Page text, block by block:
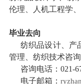
伦理、人机工程学
毕业去向
纺织品设计、产
管理、纺织技术咨
咨询电话： 021-
电子邮箱：